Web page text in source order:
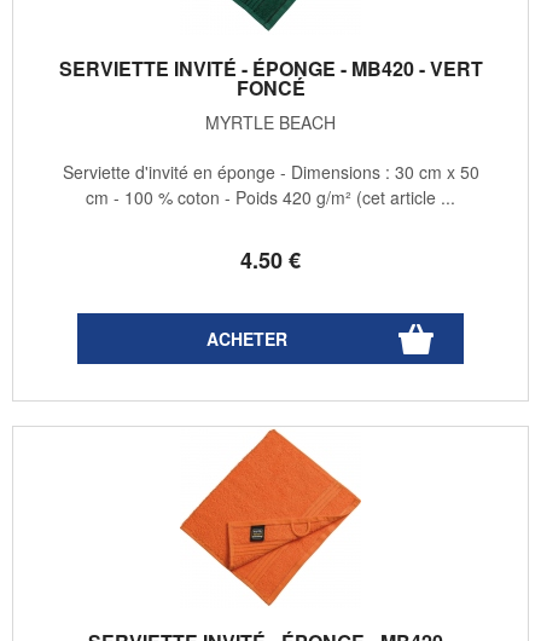
SERVIETTE INVITÉ - ÉPONGE - MB420 - VERT
FONCÉ
MYRTLE BEACH
4.50€
Serviette d'invité en éponge - Dimensions : 30 cm x 50
cm - 100 % coton - Poids 420 g/m² (cet article ...